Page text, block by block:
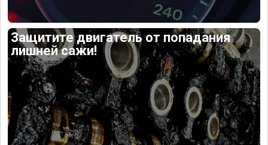
Защитите двигатель от попадания
лишней сажи!